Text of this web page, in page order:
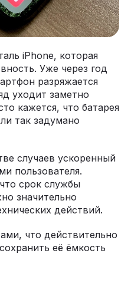
iPhone, которая
Уже через год
разряжается
уходит заметно
кажется, что батарея
так задумано
случаев ускоренный
пользователя.
срок службы
значительно
действий.
что действительно
её ёмкость